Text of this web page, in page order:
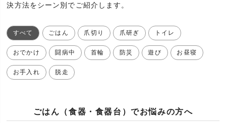
決方法をシーン別でご紹介します。
すべて ごはん 爪切り 爪研ぎ トイレ
おでかけ 闘病中 首輪 防災 遊び お昼寝
お手入れ 脱走
ごはん（食器・食器台）でお悩みの方へ